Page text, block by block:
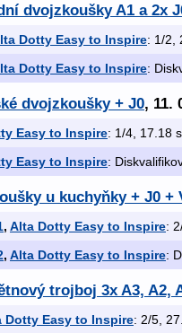
dvojzkoušky A1 a 2x
Dotty Easy to Inspire: 1/2,
Dotty Easy to Inspire:
dvojzkoušky + J0, 11.
Easy to Inspire: 1/4, 17.18
Easy to Inspire:
u kuchyňky + J0 +
, Alta Dotty Easy to Inspire:
, Alta Dotty Easy to Inspire:
trojboj 3x A3, A2,
Dotty Easy to Inspire: 2/5,